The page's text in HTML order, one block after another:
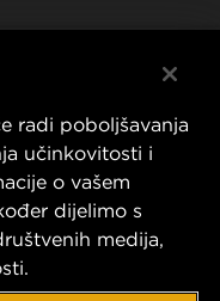
radi poboljšavanja
učinkovitosti i
o vašem
dijelimo s
medija,